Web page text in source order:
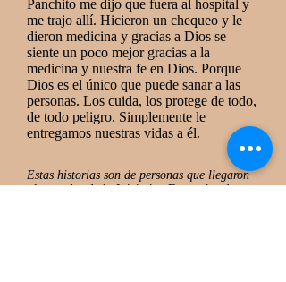
Panchito me dijo que fuera al hospital y
me trajo allí. Hicieron un chequeo y le
dieron medicina y gracias a Dios se
siente un poco mejor gracias a la
medicina y nuestra fe en Dios. Porque
Dios es el único que puede sanar a las
personas. Los cuida, los protege de todo,
de todo peligro. Simplemente le
entregamos nuestras vidas a él.
Estas historias son de personas que llegaron
al comedor de la Iniciativa Fronteriza de